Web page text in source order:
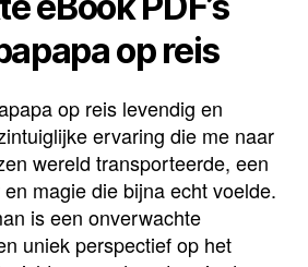
op reis
op reis levendig en
ervaring die me naar
wereld transporteerde, een
magie die bijna echt voelde.
is een onverwachte
uniek perspectief op het